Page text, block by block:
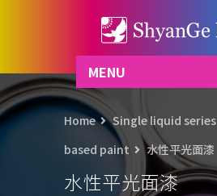
MENU
水性平光面漆
Home Single liquid series
based paint
水性平光面漆